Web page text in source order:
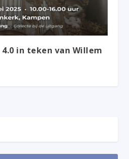
in teken van Willem